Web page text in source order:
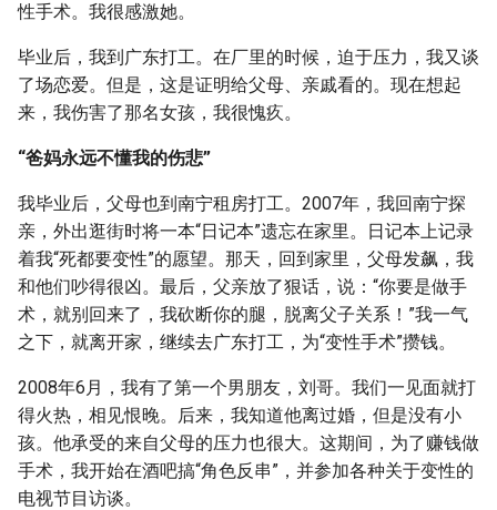
性手术。我很感激她。
毕业后，我到广东打工。在厂里的时候，迫于压力，我又谈
了场恋爱。但是，这是证明给父母、亲戚看的。现在想起
来，我伤害了那名女孩，我很愧疚。
“爸妈永远不懂我的伤悲”
我毕业后，父母也到南宁租房打工。2007年，我回南宁探
亲，外出逛街时将一本“日记本”遗忘在家里。日记本上记录
着我“死都要变性”的愿望。那天，回到家里，父母发飙，我
和他们吵得很凶。最后，父亲放了狠话，说：“你要是做手
术，就别回来了，我砍断你的腿，脱离父子关系！”我一气
之下，就离开家，继续去广东打工，为“变性手术”攒钱。
2008年6月，我有了第一个男朋友，刘哥。我们一见面就打
得火热，相见恨晚。后来，我知道他离过婚，但是没有小
孩。他承受的来自父母的压力也很大。这期间，为了赚钱做
手术，我开始在酒吧搞“角色反串”，并参加各种关于变性的
电视节目访谈。